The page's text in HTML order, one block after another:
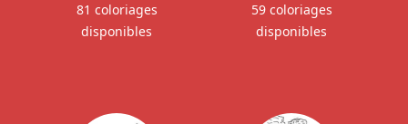
81 coloriages
disponibles
59 coloriages
disponibles